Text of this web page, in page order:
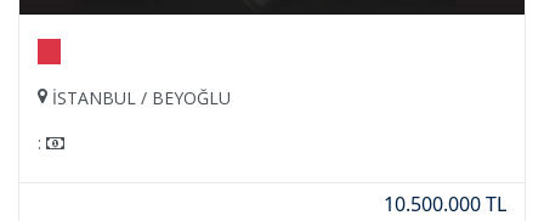
İSTANBUL / BEYOĞLU
:
10.500.000 TL